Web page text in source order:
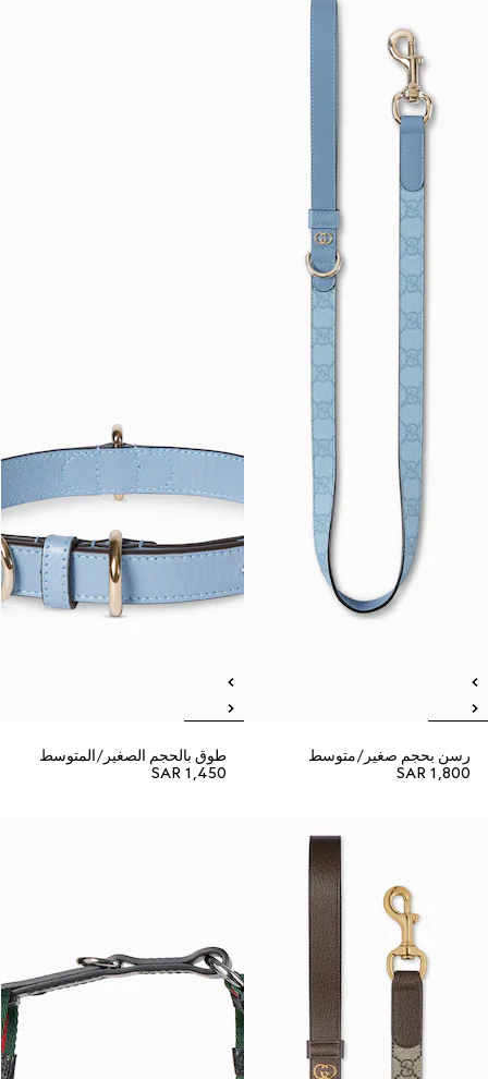
رسن بحجم صغير/متوسط
SAR 1,800
طوق بالحجم الصغير/المتوسط
SAR 1,450